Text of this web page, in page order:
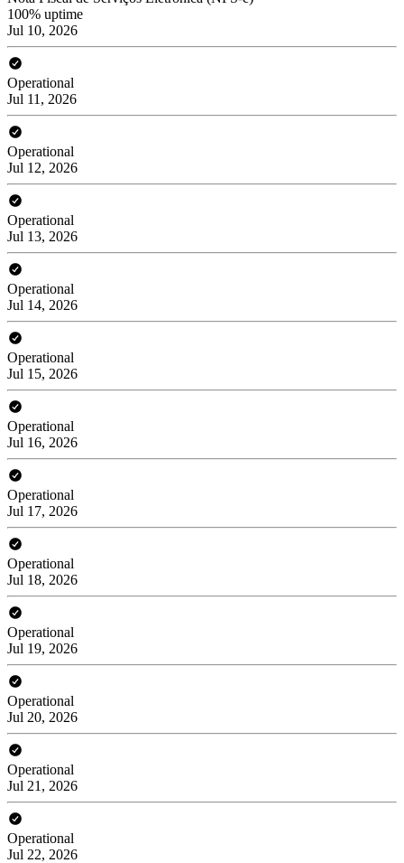
100% uptime
Jul 10, 2026
Operational
Jul 11, 2026
Operational
Jul 12, 2026
Operational
Jul 13, 2026
Operational
Jul 14, 2026
Operational
Jul 15, 2026
Operational
Jul 16, 2026
Operational
Jul 17, 2026
Operational
Jul 18, 2026
Operational
Jul 19, 2026
Operational
Jul 20, 2026
Operational
Jul 21, 2026
Operational
Jul 22, 2026